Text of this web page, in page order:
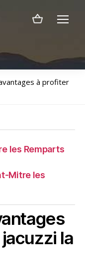
à profiter
les Remparts
Mitre les
la